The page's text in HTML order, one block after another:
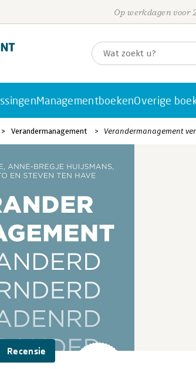
Op werkdagen voor
ManagementboekenOverige
Verandermanagement Verandermanagement
Recensie